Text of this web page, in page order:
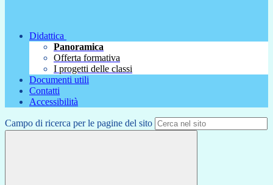
Didattica
Panoramica
Offerta formativa
I progetti delle classi
Documenti utili
Contatti
Accessibilità
Campo di ricerca per le pagine del sito